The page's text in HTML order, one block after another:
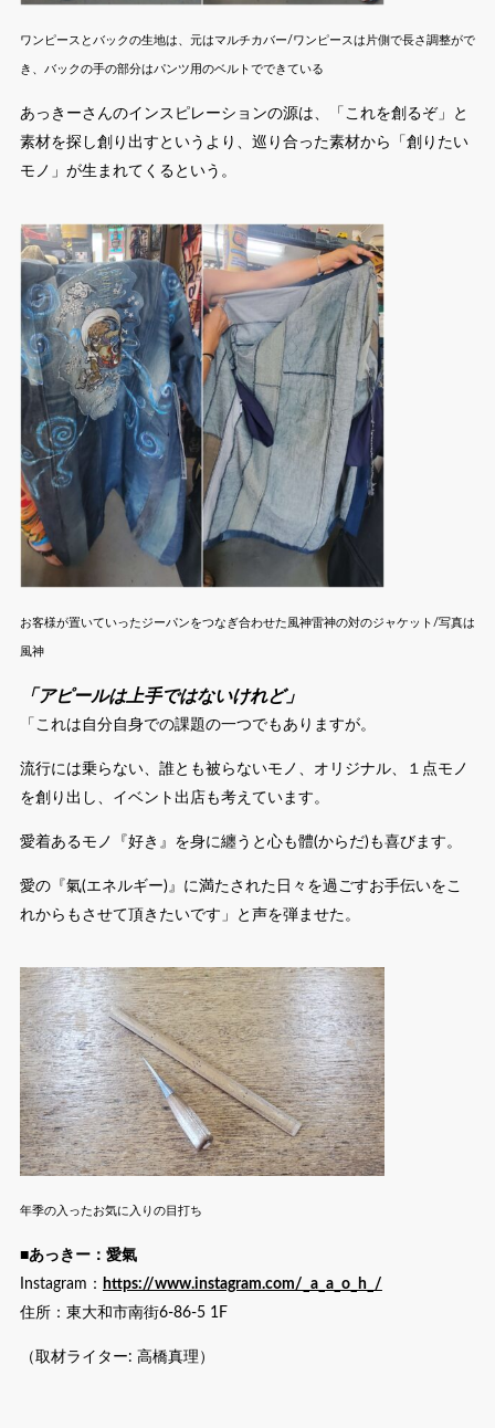
ワンピースとバックの生地は、元はマルチカバー/ワンピースは片側で長さ調整がで
き、バックの手の部分はパンツ用のベルトでできている
あっきーさんのインスピレーションの源は、「これを創るぞ」と
素材を探し創り出すというより、巡り合った素材から「創りたい
モノ」が生まれてくるという。
お客様が置いていったジーパンをつなぎ合わせた風神雷神の対のジャケット/写真は
風神
「アピールは上手ではないけれど」
「これは自分自身での課題の一つでもありますが。
流行には乗らない、誰とも被らないモノ、オリジナル、１点モノ
を創り出し、イベント出店も考えています。
愛着あるモノ『好き』を身に纏うと心も體(からだ)も喜びます。
愛の『氣(エネルギー)』に満たされた日々を過ごすお手伝いをこ
れからもさせて頂きたいです」と声を弾ませた。
年季の入ったお気に入りの目打ち
■あっきー：愛氣
Instagram： https://www.instagram.com/_a_a_o_h_/
住所：東大和市南街6-86-5 1F
（取材ライター: 高橋真理）